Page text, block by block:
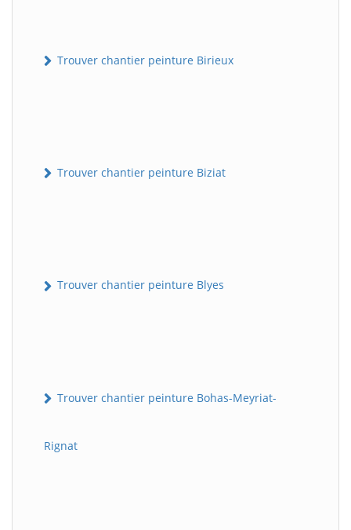
Trouver chantier peinture Birieux
Trouver chantier peinture Biziat
Trouver chantier peinture Blyes
Trouver chantier peinture Bohas-Meyriat-
Rignat